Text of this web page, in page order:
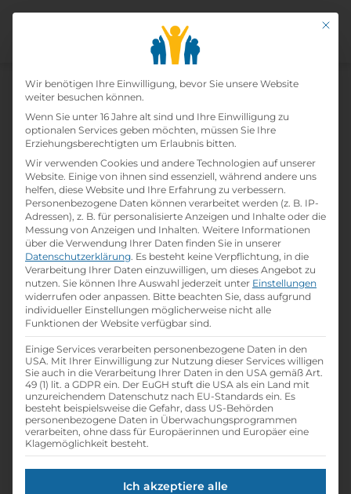
Koch / Kellnerin
Home»Offene Lehrstellen»Koch / KellnerIn
Details zur Lehrstelle
Referenznummer: 2bf83b73
folderBranche:
Hotel- / Gastgewerbe
schoolBeruf:
Hotelfachmann/-frau und
Restaurantfachmann/-frau
calendar_monthEintrittsdatum:
ab sofort
scheduleOffene Lehrstellen:
1
scheduleLehrdauer:
3 Jahre
Mit
Datenschutz-
Wir benötigen Ihre Einwilligung, bevor Sie unsere Website
weiter besuchen können.
Wenn Sie unter 16 Jahre alt sind und Ihre Einwilligung zu
optionalen Services geben möchten, müssen Sie Ihre
Erziehungsberechtigten um Erlaubnis bitten.
Wir verwenden Cookies und andere Technologien auf unserer
Website. Einige von ihnen sind essenziell, während andere uns
helfen, diese Website und Ihre Erfahrung zu verbessern.
Personenbezogene Daten können verarbeitet werden (z. B. IP-
Adressen), z. B. für personalisierte Anzeigen und Inhalte oder die
Messung von Anzeigen und Inhalten. Weitere Informationen
über die Verwendung Ihrer Daten finden Sie in unserer
Datenschutzerklärung. Es besteht keine Verpflichtung, in die
Verarbeitung Ihrer Daten einzuwilligen, um dieses Angebot zu
nutzen. Sie können Ihre Auswahl jederzeit unter Einstellungen
widerrufen oder anpassen. Bitte beachten Sie, dass aufgrund
individueller Einstellungen möglicherweise nicht alle
Funktionen der Website verfügbar sind.
Einige Services verarbeiten personenbezogene Daten in den
USA. Mit Ihrer Einwilligung zur Nutzung dieser Services willigen
Sie auch in die Verarbeitung Ihrer Daten in den USA gemäß Art.
49 (1) lit. a GDPR ein. Der EuGH stuft die USA als ein Land mit
unzureichendem Datenschutz nach EU-Standards ein. Es
besteht beispielsweise die Gefahr, dass US-Behörden
personenbezogene Daten in Überwachungsprogrammen
verarbeiten, ohne dass für Europäerinnen und Europäer eine
Klagemöglichkeit besteht.
Ich akzeptiere alle